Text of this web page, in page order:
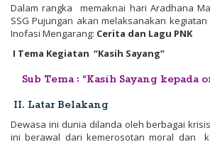
Dalam rangka memaknai hari Aradhana
SSG Pujungan akan melaksanakan
Inofasi Mengarang: Cerita dan Lagu PNK
I Tema Kegiatan “Kasih Sayang”
Sub Tema : “Kasih Sayang kepada
II. Latar Belakang
Dewasa ini dunia dilanda oleh berbagai
ini berawal dari kemerosotan moral dan